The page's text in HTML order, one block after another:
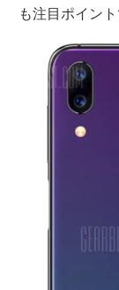
も注目ポイン